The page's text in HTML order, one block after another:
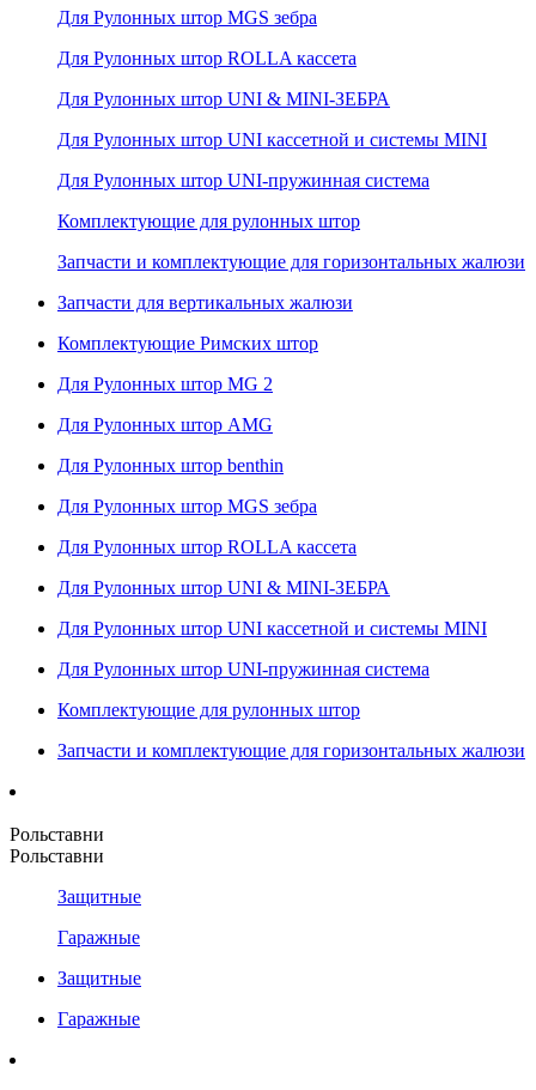
Для Рулонных штор MGS зебра
Для Рулонных штор ROLLA кассета
Для Рулонных штор UNI & MINI-ЗЕБРА
Для Рулонных штор UNI кассетной и системы MINI
Для Рулонных штор UNI-пружинная система
Комплектующие для рулонных штор
Запчасти и комплектующие для горизонтальных жалюзи
Запчасти для вертикальных жалюзи
Комплектующие Римских штор
Для Рулонных штор MG 2
Для Рулонных штор AMG
Для Рулонных штор benthin
Для Рулонных штор MGS зебра
Для Рулонных штор ROLLA кассета
Для Рулонных штор UNI & MINI-ЗЕБРА
Для Рулонных штор UNI кассетной и системы MINI
Для Рулонных штор UNI-пружинная система
Комплектующие для рулонных штор
Запчасти и комплектующие для горизонтальных жалюзи
Рольставни
Рольставни
Защитные
Гаражные
Защитные
Гаражные